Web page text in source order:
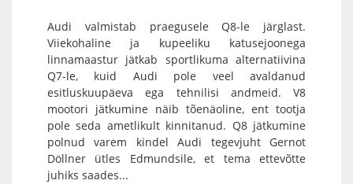
Audi valmistab praegusele Q8-le järglast.
Viiekohaline ja kupeeliku katusejoonega
linnamaastur jätkab sportlikuma alternatiivina
Q7-le, kuid Audi pole veel avaldanud
esitluskuupäeva ega tehnilisi andmeid. V8
mootori jätkumine näib tõenäoline, ent tootja
pole seda ametlikult kinnitanud. Q8 jätkumine
polnud varem kindel Audi tegevjuht Gernot
Döllner ütles Edmundsile, et tema ettevõtte
juhiks saades...